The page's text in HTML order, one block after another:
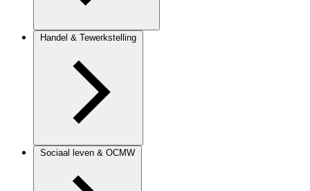
Handel & Tewerkstelling
Sociaal leven & OCMW